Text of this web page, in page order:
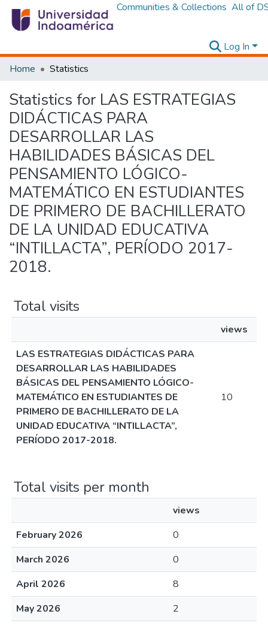
Communities & Collections All of
Log In
Home
Statistics
Statistics for LAS ESTRATEGIAS
DIDÁCTICAS PARA
DESARROLLAR LAS
HABILIDADES BÁSICAS DEL
PENSAMIENTO LÓGICO-
MATEMÁTICO EN ESTUDIANTES
DE PRIMERO DE BACHILLERATO
DE LA UNIDAD EDUCATIVA
“INTILLACTA”, PERÍODO 2017-
2018.
Total visits
views
LAS ESTRATEGIAS DIDÁCTICAS PARA
DESARROLLAR LAS HABILIDADES
BÁSICAS DEL PENSAMIENTO LÓGICO-
MATEMÁTICO EN ESTUDIANTES DE
PRIMERO DE BACHILLERATO DE LA
UNIDAD EDUCATIVA “INTILLACTA”,
PERÍODO 2017-2018.
10
Total visits per month
views
February 2026
0
March 2026
0
April 2026
8
May 2026
2